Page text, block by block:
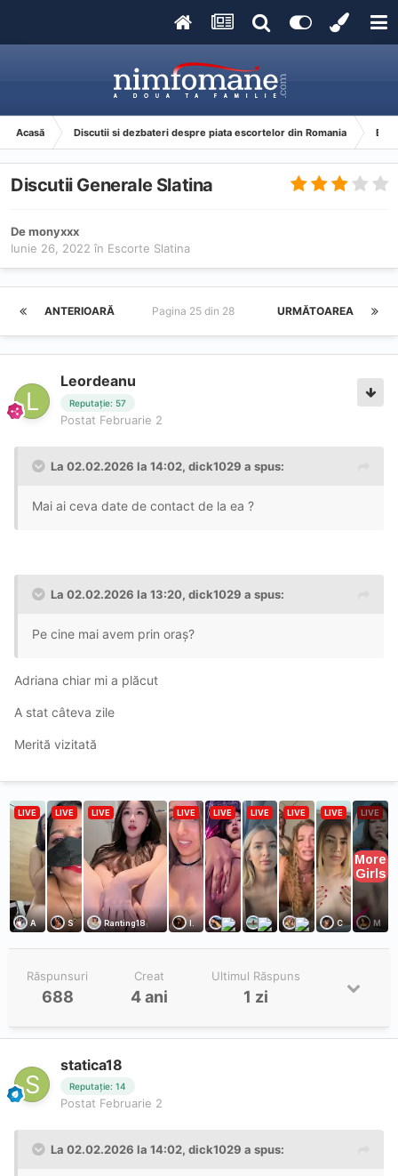
Acasă Discutii si dezbateri despre piata escortelor din Romania
Discutii Generale Slatina
Demonyxxx
Iunie 26, 2022 în Escorte Slatina
ANTERIOARĂ URMĂTOAREA
Pagina 25 din 28
Leordeanu
Reputație: 57
Postat Februarie 2
La 02.02.2026 la 14:02, dick1029 a spus:
Mai ai ceva date de contact de la ea ?
La 02.02.2026 la 13:20, dick1029 a spus:
Pe cine mai avem prin oraș?
Adriana chiar mi a plăcut
A stat câteva zile
Merită vizitată
Răspunsuri
688
Creat
4 ani
Ultimul Răspuns
1 zi
statica18
Reputație: 14
Postat Februarie 2
La 02.02.2026 la 14:02, dick1029 a spus: